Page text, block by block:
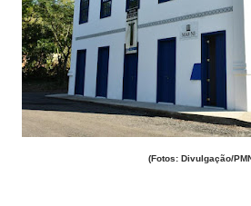
(Fotos: Divulgação/